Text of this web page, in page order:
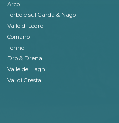
Arco
Torbole sul Garda & Nago
Valle di Ledro
Comano
Tenno
Dro & Drena
Valle dei Laghi
Val di Gresta